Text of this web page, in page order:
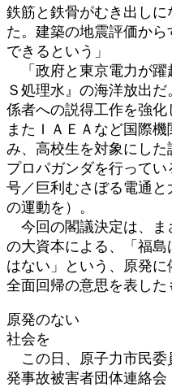
鉄筋と鉄骨がむき出し
た。建築の地震評価か
できるという」
「政府と東京電力が躍
Ｓ処理水』の海洋放出
係者への説得工作を強化
またＩＡＥＡなど国際
み、高校生を対象にし
プロパガンダを行って
号／巨利むさぼる電通
の運動を）。
今回の閣議決定は、ま
の大資本による、「福
はない」という、原発
全面回帰の意思を表した
原発のない
社会を
この日、原子力市民委
発事故被害者団体連絡会